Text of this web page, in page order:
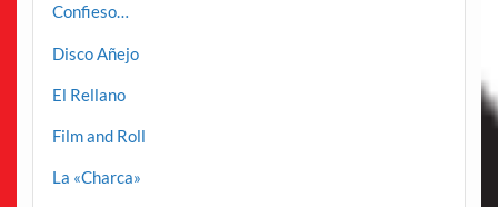
Confieso…
Disco Añejo
El Rellano
Film and Roll
La «Charca»